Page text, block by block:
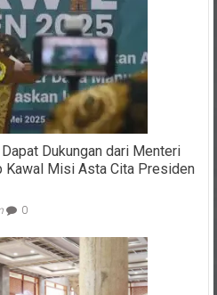
Dukungan dari Menteri
Kawal Misi Asta Cita Presiden